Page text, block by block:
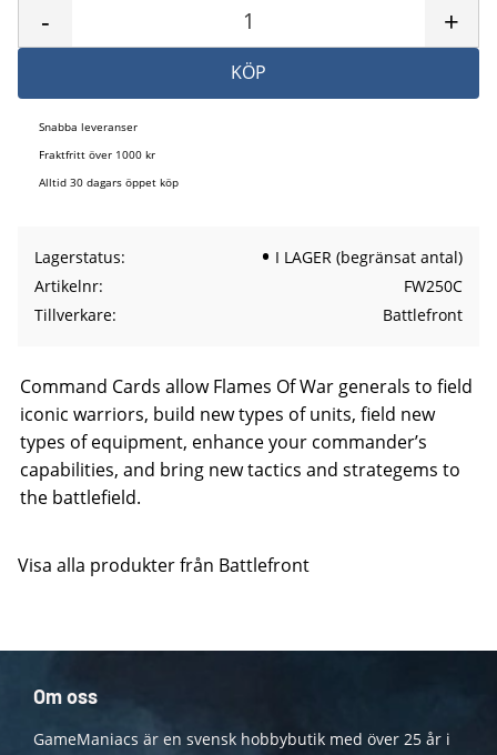
+
-
KÖP
Snabba leveranser
Fraktfritt över 1000 kr
Alltid 30 dagars öppet köp
Lagerstatus
I LAGER (begränsat antal)
Artikelnr
FW250C
Tillverkare
Battlefront
Command Cards allow Flames Of War generals to field
iconic warriors, build new types of units, field new
types of equipment, enhance your commander’s
capabilities, and bring new tactics and strategems to
the battlefield.
Visa alla produkter från Battlefront
Om oss
GameManiacs är en svensk hobbybutik med över 25 år i